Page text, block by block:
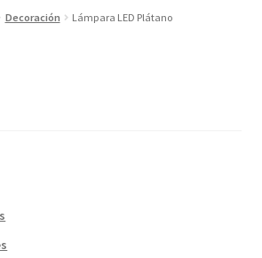
Decoración Lámpara LED Plátano